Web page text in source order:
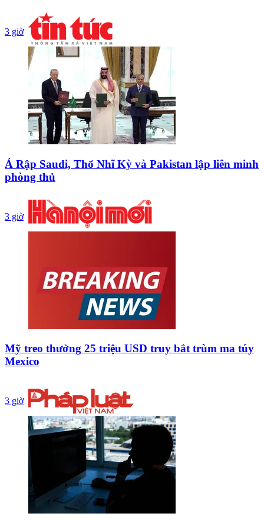
3 giờ
Ả Rập Saudi, Thổ Nhĩ Kỳ và Pakistan lập liên minh
phòng thủ
3 giờ
Mỹ treo thưởng 25 triệu USD truy bắt trùm ma túy
Mexico
3 giờ